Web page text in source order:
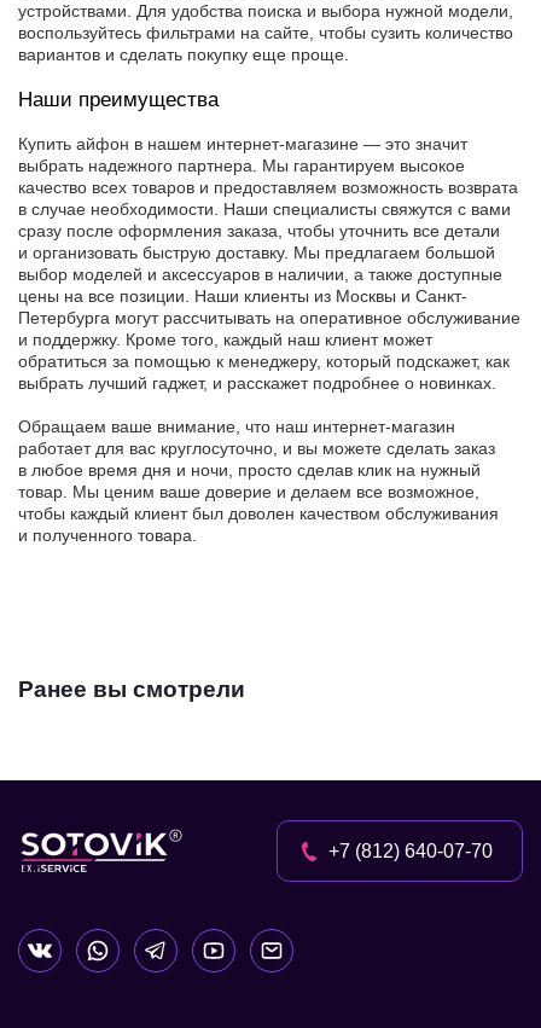
устройствами. Для удобства поиска и выбора нужной модели,
воспользуйтесь фильтрами на сайте, чтобы сузить количество
вариантов и сделать покупку еще проще.
Наши преимущества
Купить айфон в нашем интернет-магазине — это значит
выбрать надежного партнера. Мы гарантируем высокое
качество всех товаров и предоставляем возможность возврата
в случае необходимости. Наши специалисты свяжутся с вами
сразу после оформления заказа, чтобы уточнить все детали
и организовать быструю доставку. Мы предлагаем большой
выбор моделей и аксессуаров в наличии, а также доступные
цены на все позиции. Наши клиенты из Москвы и Санкт-
Петербурга могут рассчитывать на оперативное обслуживание
и поддержку. Кроме того, каждый наш клиент может
обратиться за помощью к менеджеру, который подскажет, как
выбрать лучший гаджет, и расскажет подробнее о новинках.
Обращаем ваше внимание, что наш интернет-магазин
работает для вас круглосуточно, и вы можете сделать заказ
в любое время дня и ночи, просто сделав клик на нужный
товар. Мы ценим ваше доверие и делаем все возможное,
чтобы каждый клиент был доволен качеством обслуживания
и полученного товара.
Ранее вы смотрели
+7 (812) 640-07-70